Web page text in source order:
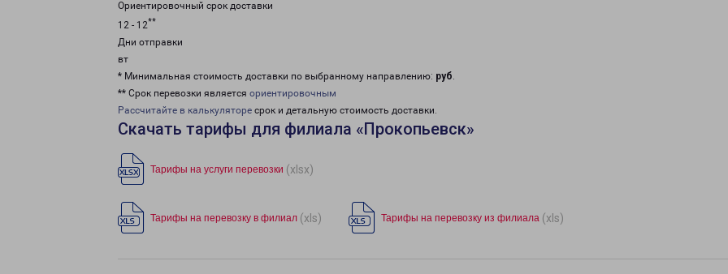
Ориентировочный срок доставки
12 - 12**
Дни отправки
вт
* Минимальная стоимость доставки по выбранному направлению: руб.
** Срок перевозки является ориентировочным
Рассчитайте в калькуляторе срок и детальную стоимость доставки.
Скачать тарифы для филиала «Прокопьевск»
Тарифы на услуги перевозки (xlsx)
Тарифы на перевозку в филиал (xls) Тарифы на перевозку из филиала (xls)